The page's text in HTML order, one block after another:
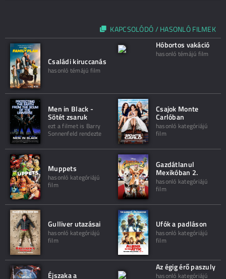
KAPCSOLÓDÓ / HASONLÓ FILMEK
Családi kiruccanás
hasonló témájú film
Hóbortos vakáció
hasonló témájú film
Men in Black -
Sötét zsaruk
ezt a filmet is Barry
Sonnenfeld rendezte
Csajok Monte
Carlóban
hasonló kategóriájú
film
Muppets
hasonló kategóriájú
film
Gazdátlanul
Mexikóban 2.
hasonló kategóriájú
film
Gulliver utazásai
hasonló kategóriájú
film
Ufók a padláson
hasonló kategóriájú
film
Éjszaka a
Az égig érő paszuly
hasonló kategóriájú